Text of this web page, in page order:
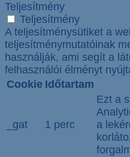
Teljesítmény
Teljesítmény
A teljesítménysütiket a
teljesítménymutatóinak
használják, ami segít a
felhasználói élményt
Cookie Időtartam
_gat 1 perc
Ezt a
a